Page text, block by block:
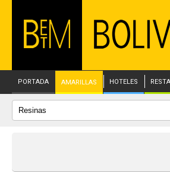
PORTADA AMARILLAS HOTELES